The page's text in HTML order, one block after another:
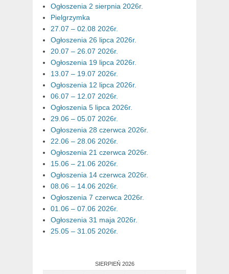
Ogłoszenia 2 sierpnia 2026r.
Pielgrzymka
27.07 – 02.08 2026r.
Ogłoszenia 26 lipca 2026r.
20.07 – 26.07 2026r.
Ogłoszenia 19 lipca 2026r.
13.07 – 19.07 2026r.
Ogłoszenia 12 lipca 2026r.
06.07 – 12.07 2026r.
Ogłoszenia 5 lipca 2026r.
29.06 – 05.07 2026r.
Ogłoszenia 28 czerwca 2026r.
22.06 – 28.06 2026r.
Ogłoszenia 21 czerwca 2026r.
15.06 – 21.06 2026r.
Ogłoszenia 14 czerwca 2026r.
08.06 – 14.06 2026r.
Ogłoszenia 7 czerwca 2026r.
01.06 – 07.06 2026r.
Ogłoszenia 31 maja 2026r.
25.05 – 31.05 2026r.
SIERPIEŃ 2026